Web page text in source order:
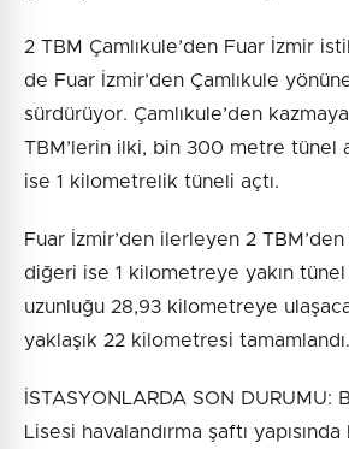
2 TBM Çamlıkule’den Fuar İzmir
de Fuar İzmir’den Çamlıkule
sürdürüyor. Çamlıkule’den
TBM’lerin ilki, bin 300 metre tünel
ise 1 kilometrelik tüneli açtı.
Fuar İzmir’den ilerleyen 2
diğeri ise 1 kilometreye yakın tünel
uzunluğu 28,93 kilometreye
yaklaşık 22 kilometresi tamamlandı.
İSTASYONLARDA SON DURUMU:
Lisesi havalandırma şaftı